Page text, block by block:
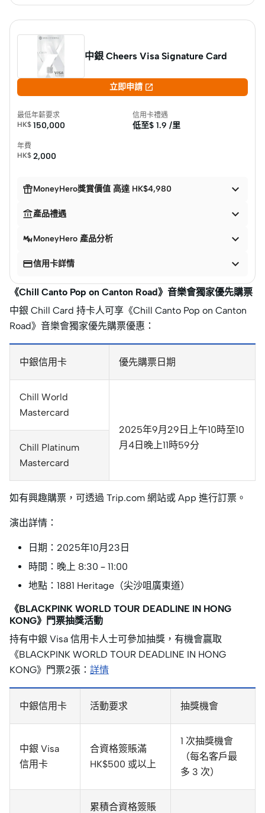
中銀 Cheers Visa Signature Card
立即申請 
最低年薪要求
HK$ 150,000
信用卡禮遇
低至$ 1.9 /里
年費
HK$ 2,000
MoneyHero獎賞價值 高達 HK$4,980 
產品禮遇 
MoneyHero 產品分析 
信用卡詳情 
《Chill Canto Pop on Canton Road》音樂會獨家優先購票
中銀 Chill Card 持卡人可享《Chill Canto Pop on Canton
Road》音樂會獨家優先購票優惠：
中銀信用卡 優先購票日期
Chill World
Mastercard
2025年9月29日上午10時至10
月4日晚上11時59分
Chill Platinum
Mastercard
如有興趣購票，可透過 Trip.com 網站或 App 進行訂票。
演出詳情：
日期：2025年10月23日
時間：晚上 8:30 – 11:00
地點：1881 Heritage（尖沙咀廣東道）
《BLACKPINK WORLD TOUR DEADLINE IN HONG
KONG》門票抽獎活動
持有中銀 Visa 信用卡人士可參加抽獎，有機會贏取
《BLACKPINK WORLD TOUR DEADLINE IN HONG
KONG》門票2張： 詳情
中銀信用卡 活動要求 抽獎機會
中銀 Visa
信用卡
合資格簽賬滿
HK$500 或以上
1 次抽獎機會
（每名客戶最
多 3 次）
累積合資格簽賬